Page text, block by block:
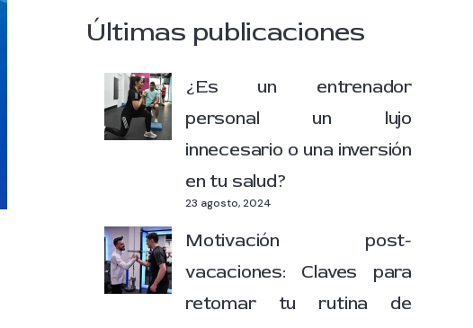
Últimas publicaciones
¿Es un entrenador
personal un lujo
innecesario o una inversión
en tu salud?
23 agosto, 2024
Motivación post-
vacaciones: Claves para
retomar tu rutina de